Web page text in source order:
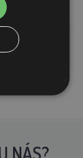
textilný
NÁS?